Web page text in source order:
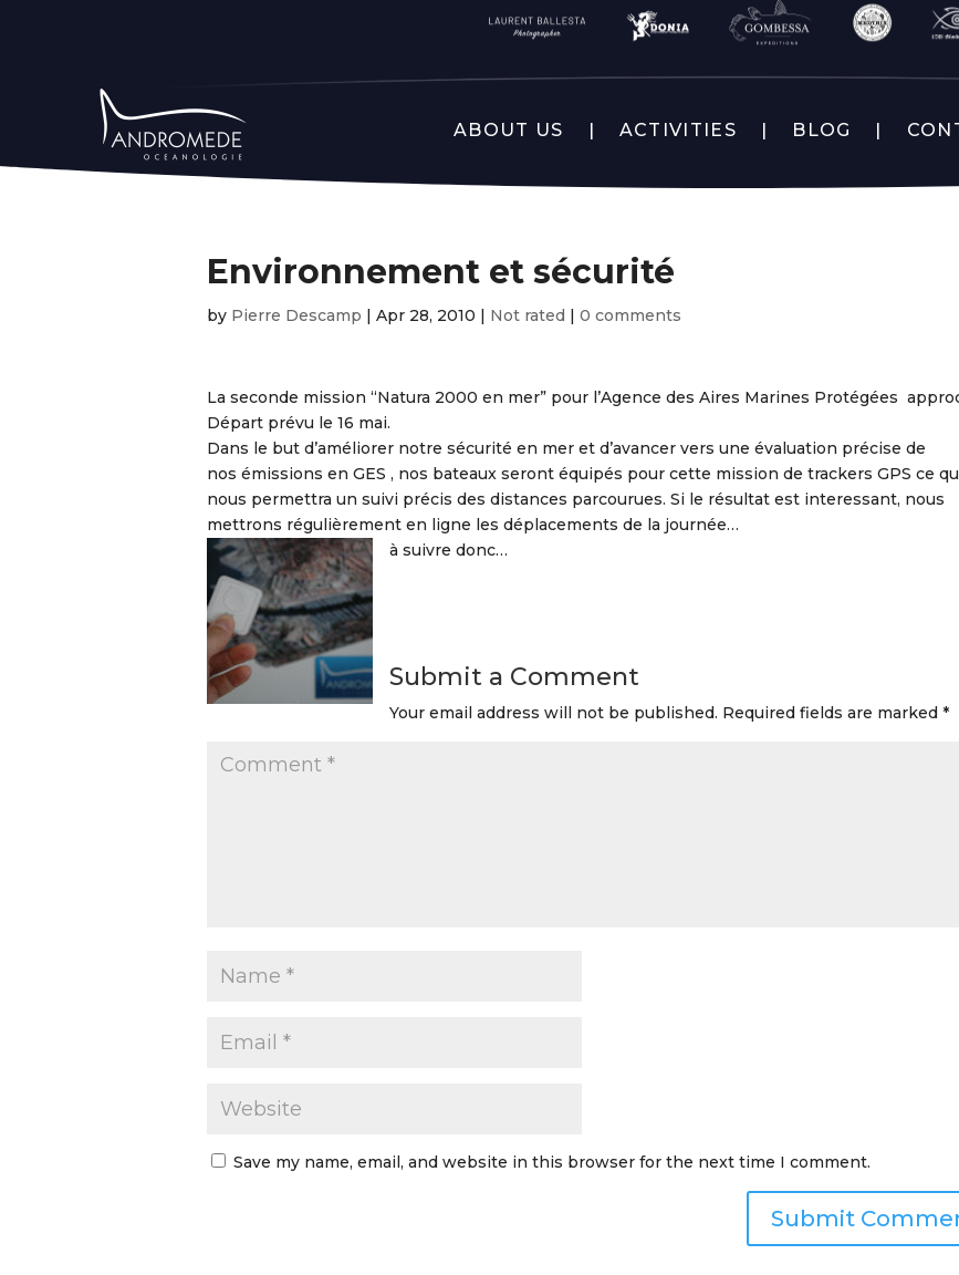
ABOUT US ACTIVITIES BLOG
Environnement et sécurité
by Pierre Descamp | Apr 28, 2010 | Not rated | 0 comments
La seconde mission “Natura 2000 en mer” pour l’Agence des Aires Marines Protégées
Départ prévu le 16 mai.
Dans le but d’améliorer notre sécurité en mer et d’avancer vers une évaluation précise de
nos émissions en GES , nos bateaux seront équipés pour cette mission de trackers GPS ce
nous permettra un suivi précis des distances parcourues. Si le résultat est interessant, nous
mettrons régulièrement en ligne les déplacements de la journée…
à suivre donc…
Submit a Comment
Your email address will not be published. Required fields are marked *
Save my name, email, and website in this browser for the next time I comment.